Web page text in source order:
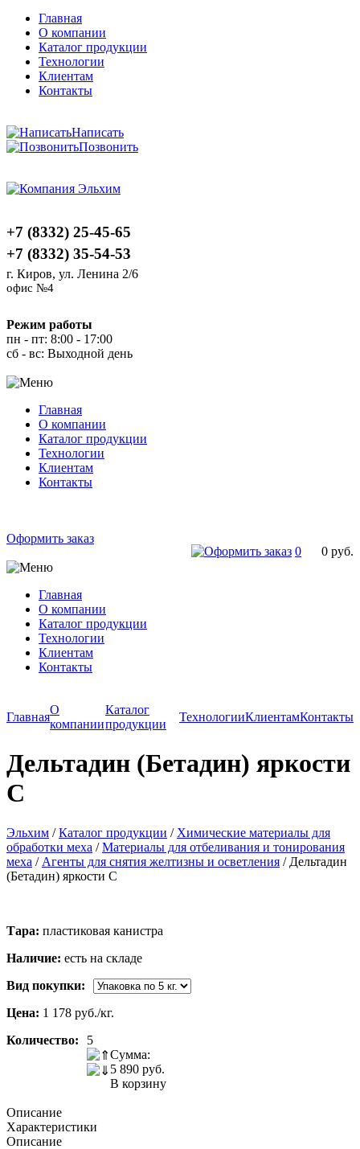
Главная
О компании
Каталог продукции
Технологии
Клиентам
Контакты
Написать
Позвонить
+7 (8332) 25-45-65
+7 (8332) 35-54-53
г. Киров, ул. Ленина 2/6
офис №4
Режим работы
пн - пт: 8:00 - 17:00
сб - вс: Выходной день
Главная
О компании
Каталог продукции
Технологии
Клиентам
Контакты
0 0 руб.
Оформить заказ
Главная
О компании
Каталог продукции
Технологии
Клиентам
Контакты
Главная
О
компании
Каталог
продукции
ТехнологииКлиентамКонтакты
Дельтадин (Бетадин) яркости
С
Эльхим / Каталог продукции / Химические материалы для
обработки меха / Материалы для отбеливания и тонирования
меха / Агенты для снятия желтизны и осветления /Дельтадин
(Бетадин) яркости С
Тара: пластиковая канистра
Наличие: есть на складе
Вид покупки:
Цена: 1 178 руб./кг.
Количество:
5
Сумма:
5 890 руб.
В корзину
Описание
Характеристики
Описание